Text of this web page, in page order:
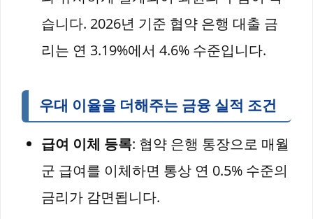
습니다. 2026년 기준 협약 은행 대출 금
리는 연 3.19%에서 4.6% 수준입니다.
우대 이율을 더해주는 금융 실적 조건
급여 이체 등록: 협약 은행 통장으로 매월
군 급여를 이체하면 통상 연 0.5% 수준의
금리가 감면됩니다.